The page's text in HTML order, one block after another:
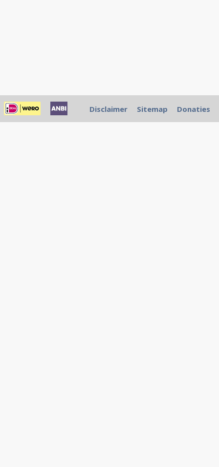
Disclaimer Sitemap Donaties